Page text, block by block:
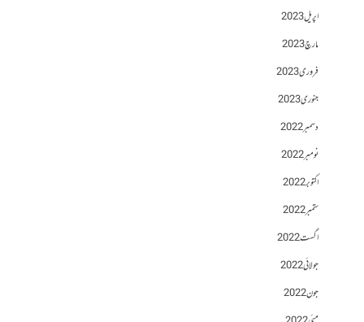
اپریل 2023
مارچ 2023
فروری 2023
جنوری 2023
دسمبر 2022
نومبر 2022
اکتوبر 2022
ستمبر 2022
اگست 2022
جولائی 2022
جون 2022